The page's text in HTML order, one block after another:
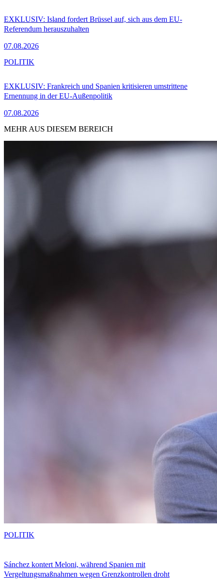
EXKLUSIV: Island fordert Brüssel auf, sich aus dem EU-
Referendum herauszuhalten
07.08.2026
EXKLUSIV: Frankreich und Spanien kritisieren umstrittene
Ernennung in der EU-Außenpolitik
07.08.2026
POLITIK
MEHR AUS DIESEM BEREICH
Sánchez kontert Meloni, während Spanien mit
Vergeltungsmaßnahmen wegen Grenzkontrollen droht
POLITIK